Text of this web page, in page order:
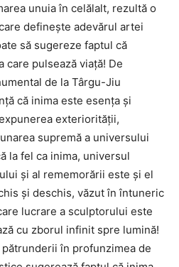
unuia în celălalt, rezultă o
defineşte adevărul artei
să sugereze faptul că
care pulsează viaţă! De
de la Târgu-Jiu
că inima este esenţa şi
exteriorităţii,
supremă a universului
la fel ca inima, universul
şi al rememorării este şi el
şi deschis, văzut în întuneric
lucrare a sculptorului este
cu zborul infinit spre lumină!
în profunzimea de